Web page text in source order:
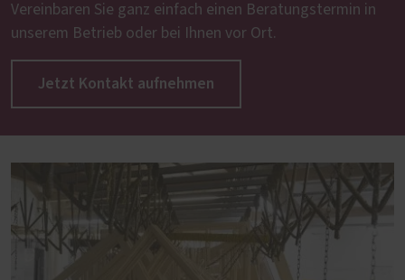
Vereinbaren Sie ganz einfach einen Beratungstermin in
unserem Betrieb oder bei Ihnen vor Ort.
Jetzt Kontakt aufnehmen